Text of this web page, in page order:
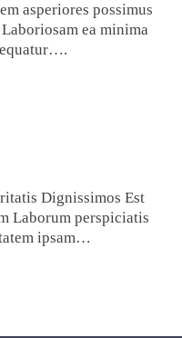
asperiores possimus
ea minima
Dignissimos Est
Laborum perspiciatis
ipsam…